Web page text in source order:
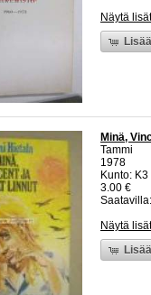
Näytä
Minä,
Tammi
1978
Kunto:
3.00 €
Näytä